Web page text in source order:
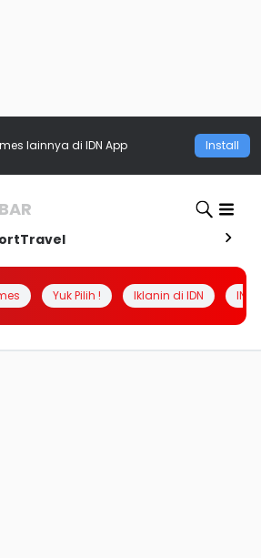
lainnya di IDN App Install
Travel
Yuk Pilih ! Iklanin di IDN